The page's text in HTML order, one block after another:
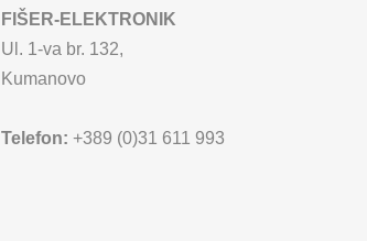
FIŠER-ELEKTRONIK
Ul. 1-va br. 132,
Kumanovo
Telefon: +389 (0)31 611 993